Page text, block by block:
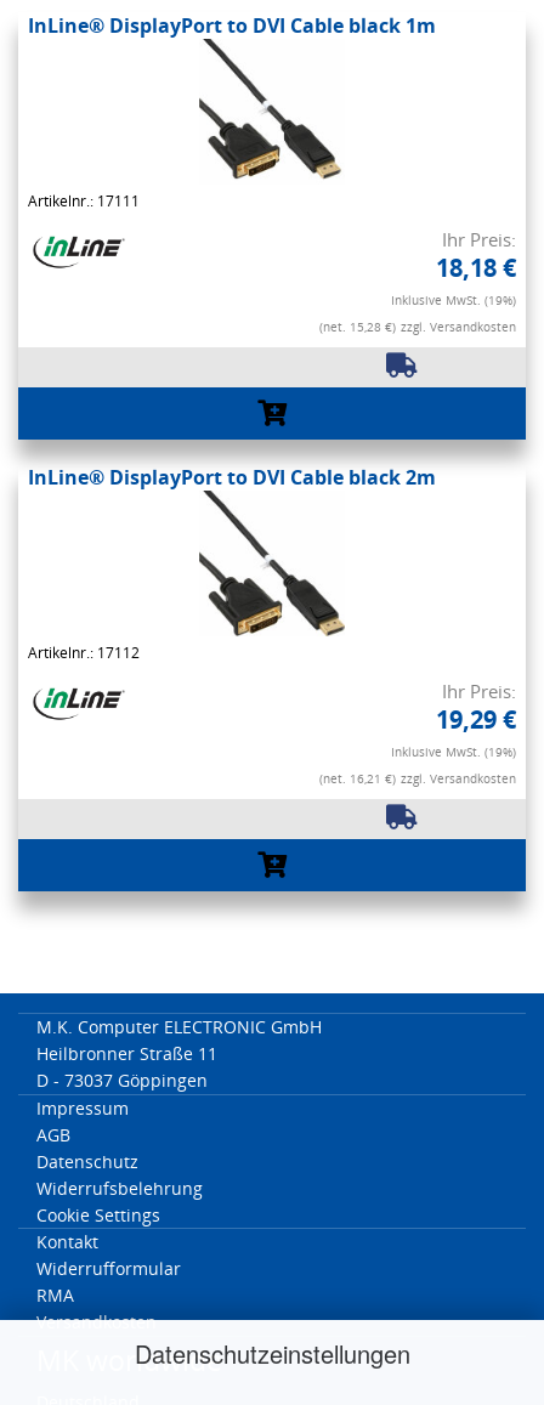
Datenschutzeinstellungen
InLine® DisplayPort to DVI Cable black 1m
Artikelnr.: 17111
Ihr Preis:
18,18 €
Inklusive MwSt. (19%)
(net. 15,28 €) zzgl. Versandkosten
InLine® DisplayPort to DVI Cable black 2m
Artikelnr.: 17112
Ihr Preis:
19,29 €
Inklusive MwSt. (19%)
(net. 16,21 €) zzgl. Versandkosten
M.K. Computer ELECTRONIC GmbH
Heilbronner Straße 11
D - 73037 Göppingen
Impressum
AGB
Datenschutz
Widerrufsbelehrung
Cookie Settings
Kontakt
Widerrufformular
RMA
Versandkosten
MK worldwide